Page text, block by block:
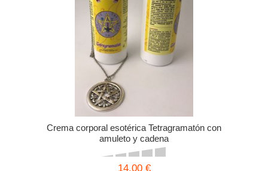
Crema corporal esotérica Tetragramatón con
amuleto y cadena
14,00 €